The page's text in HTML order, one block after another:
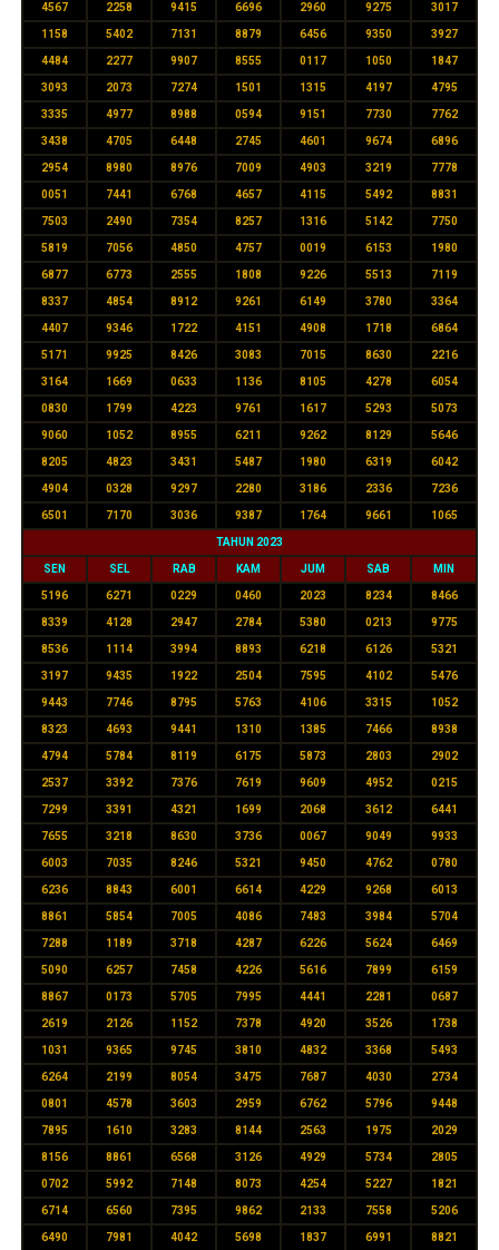
4567 2258 9415 6696 2960 9275 3017
1158 5402 7131 8879 6456 9350 3927
4484 2277 9907 8555 0117 1050 1847
3093 2073 7274 1501 1315 4197 4795
3335 4977 8988 0594 9151 7730 7762
3438 4705 6448 2745 4601 9674 6896
2954 8980 8976 7009 4903 3219 7778
0051 7441 6768 4657 4115 5492 8831
7503 2490 7354 8257 1316 5142 7750
5819 7056 4850 4757 0019 6153 1980
6877 6773 2555 1808 9226 5513 7119
8337 4854 8912 9261 6149 3780 3364
4407 9346 1722 4151 4908 1718 6864
5171 9925 8426 3083 7015 8630 2216
3164 1669 0633 1136 8105 4278 6054
0830 1799 4223 9761 1617 5293 5073
9060 1052 8955 6211 9262 8129 5646
8205 4823 3431 5487 1980 6319 6042
4904 0328 9297 2280 3186 2336 7236
6501 7170 3036 9387 1764 9661 1065
TAHUN 2023
SEN SEL RAB KAM JUM SAB MIN
5196 6271 0229 0460 2023 8234 8466
8339 4128 2947 2784 5380 0213 9775
8536 1114 3994 8893 6218 6126 5321
3197 9435 1922 2504 7595 4102 5476
9443 7746 8795 5763 4106 3315 1052
8323 4693 9441 1310 1385 7466 8938
4794 5784 8119 6175 5873 2803 2902
2537 3392 7376 7619 9609 4952 0215
7299 3391 4321 1699 2068 3612 6441
7655 3218 8630 3736 0067 9049 9933
6003 7035 8246 5321 9450 4762 0780
6236 8843 6001 6614 4229 9268 6013
8861 5854 7005 4086 7483 3984 5704
7288 1189 3718 4287 6226 5624 6469
5090 6257 7458 4226 5616 7899 6159
8867 0173 5705 7995 4441 2281 0687
2619 2126 1152 7378 4920 3526 1738
1031 9365 9745 3810 4832 3368 5493
6264 2199 8054 3475 7687 4030 2734
0801 4578 3603 2959 6762 5796 9448
7895 1610 3283 8144 2563 1975 2029
8156 8861 6568 3126 4929 5734 2805
0702 5992 7148 8073 4254 5227 1821
6714 6560 7395 9862 2133 7558 5206
6490 7981 4042 5698 1837 6991 8821